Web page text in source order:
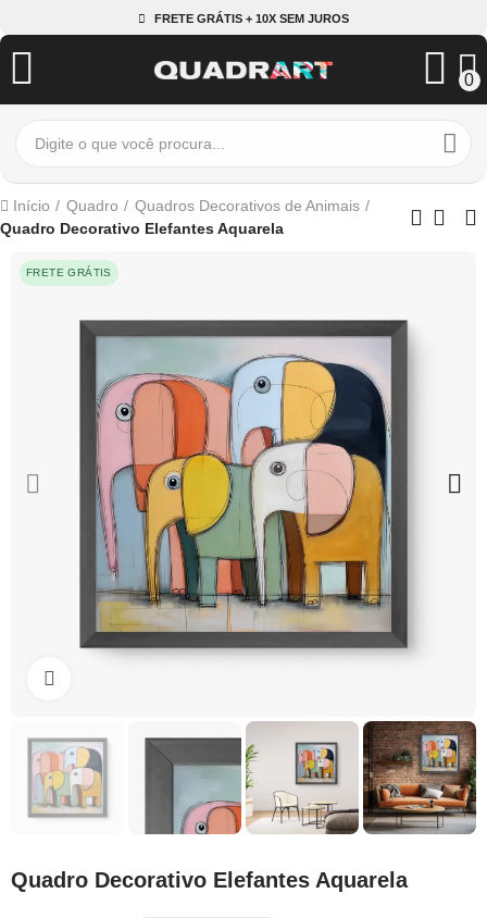
FRETE GRÁTIS + 10X SEM JUROS
0
Início Quadro
Quadros Decorativos de Animais
Quadro Decorativo Elefantes Aquarela
FRETE GRÁTIS
Quadro Decorativo Elefantes Aquarela